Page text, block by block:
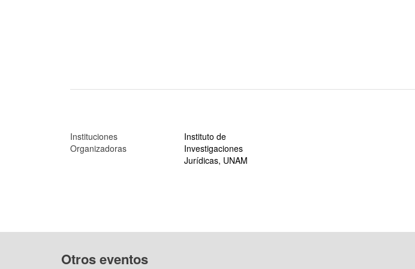
Instituciones
Organizadoras
Instituto de
Investigaciones
Jurídicas, UNAM
Otros eventos